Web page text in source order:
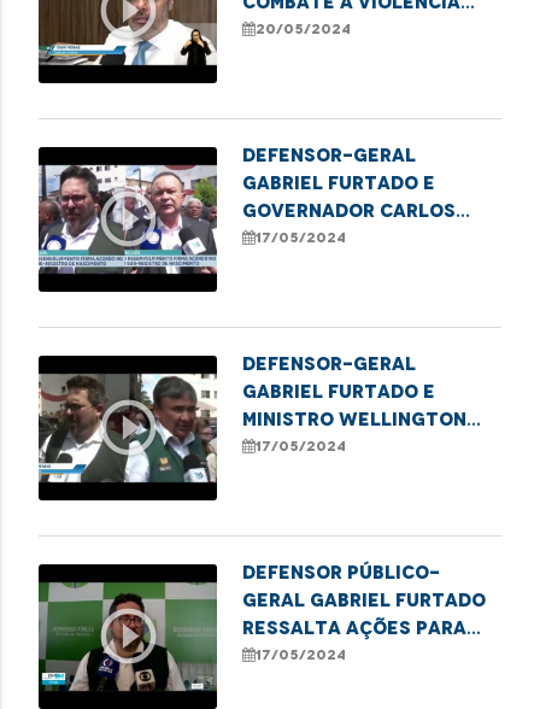
contra crianças e
20/05/2024
play_circle_outline
Defensor-geral
Gabriel Furtado e
governador Carlos
Brandão apontam
Estado
17/05/2024
play_circle_outline
Defensor-geral
Gabriel Furtado e
ministro Wellington
Dias celebram Acordo
ações de registro
público no Estado
17/05/2024
play_circle_outline
Defensor público-
geral Gabriel Furtado
ressalta ações para
erradicação do sub-
17/05/2024